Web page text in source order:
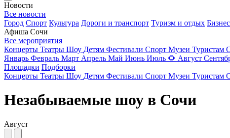
Новости
Все новости
Город Спорт Культура Дороги и транспорт Туризм и отдых
Афиша Сочи
Все мероприятия
Концерты Театры Шоу Детям Фестивали Спорт Музеи Туристам
Январь Февраль Март Апрель Май Июнь Июль 🌻 Август
Площадки Подборки
Концерты Театры Шоу Детям Фестивали Спорт Музеи Туристам
Незабываемые шоу в Сочи
Август